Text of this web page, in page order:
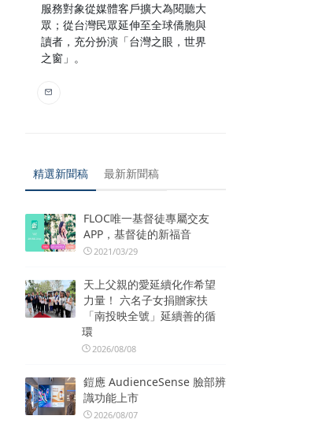
服務對象從媒體客戶擴大為閱聽大
眾；從台灣民眾延伸至全球僑胞與
讀者，充分扮演「台灣之眼，世界
之窗」。
精選新聞稿 最新新聞稿
FLOC唯一基督徒專屬交友
APP，基督徒的新福音
2021/03/29
天上父親的愛延續化作希望
力量！ 六名子女捐贈家扶
「南投映全號」延續善的循
環
2026/08/08
鎧應 AudienceSense 臉部辨
識功能上市
2026/08/07